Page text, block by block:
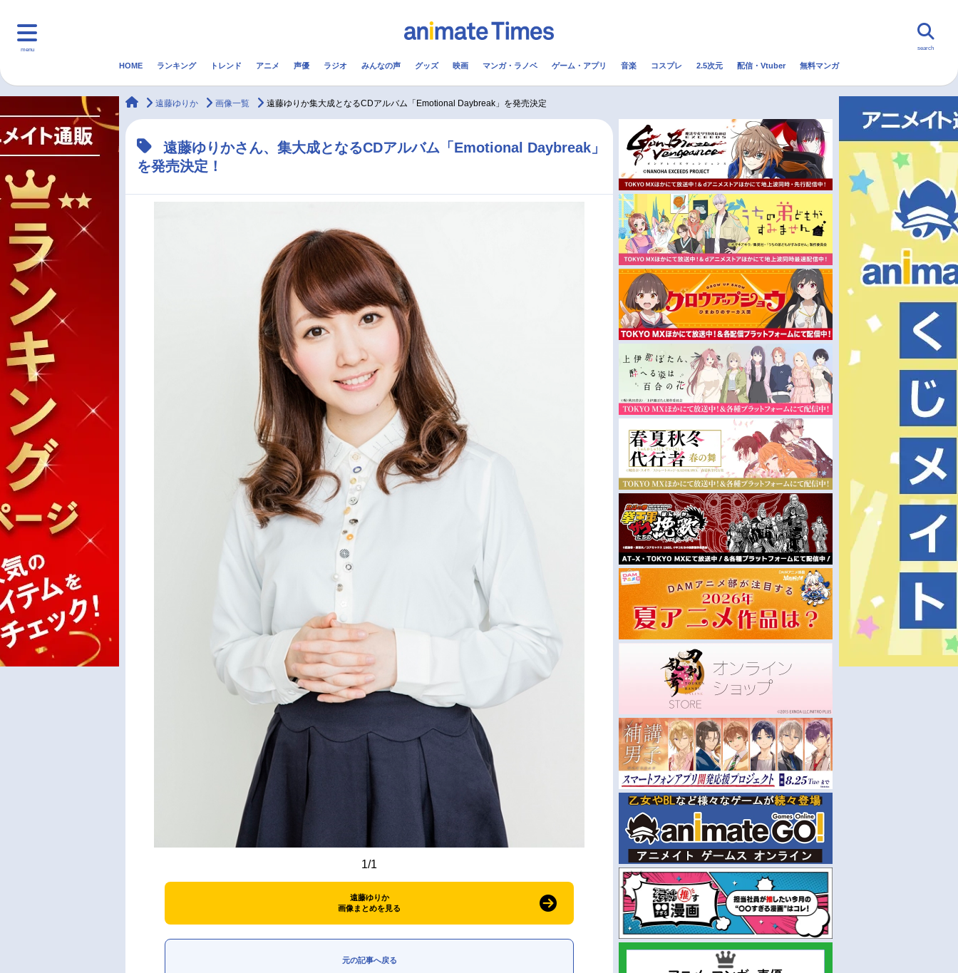
menu
マンガ・ラノベ ゲーム・アプリ 音楽 コスプレ 2.5次元 配信・Vtuber トレンド 無料マンガ
今期アニメ曜日別一覧 秋アニメ
冬アニメ
search
HOME ランキング トレンド アニメ 声優 ラジオ みんなの声 グッズ 映画 マンガ・ラノベ ゲーム・アプリ 音楽 コスプレ 2.5次元 配信・Vtuber 無料マンガ
animateTimes
遠藤ゆりか 画像一覧 遠藤ゆりか集大成となるCDアルバム「Emotional Daybreak」を発売決定
遠藤ゆりかさん、集大成となるCDアルバム「Emotional Daybreak」
を発売決定！
1/1
遠藤ゆりか
画像まとめを見る
元の記事へ戻る